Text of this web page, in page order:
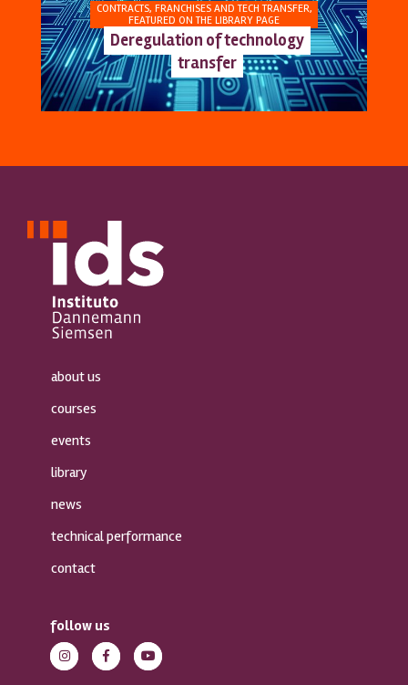
CONTRACTS, FRANCHISES AND TECH TRANSFER,
FEATURED ON THE LIBRARY PAGE
Deregulation of technology
transfer
about us
courses
events
library
news
technical performance
contact
follow us